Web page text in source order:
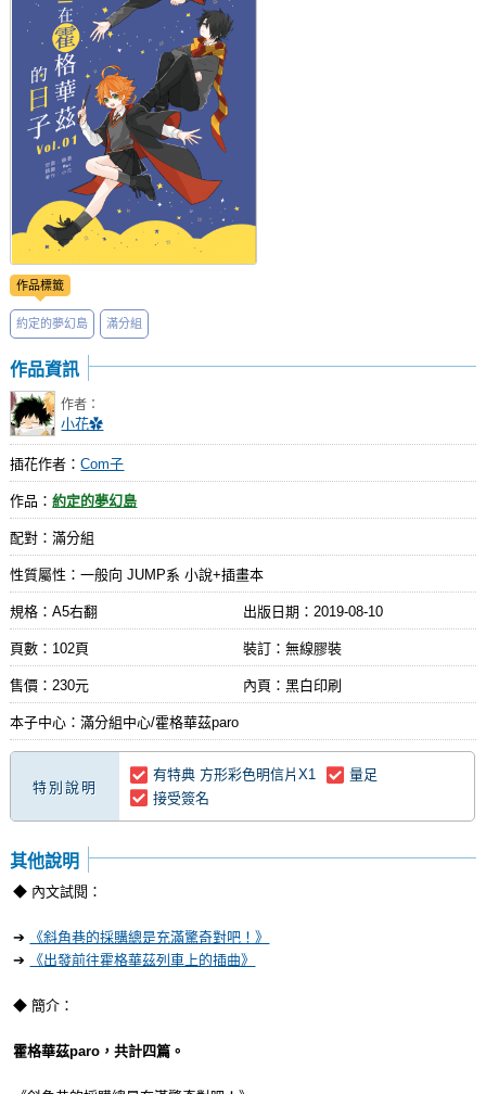
登入
作品標籤
約定的夢幻島 滿分組
作品資訊
作者：
小花✿
插花作者：Com子
作品：約定的夢幻島
配對：滿分組
性質屬性：一般向 JUMP系 小說+插畫本
規格：A5右翻 出版日期： 2019-08-10
頁數：102頁 裝訂：無線膠裝
售價：230元 內頁：黑白印刷
本子中心：滿分組中心/霍格華茲paro
特別說明
有特典 方形彩色明信片X1
量足
接受簽名
其他說明
◆ 內文試閱：
➔
《斜角巷的採購總是充滿驚奇對吧！》
➔
《出發前往霍格華茲列車上的插曲》
◆ 簡介：
霍格華茲paro，共計四篇。